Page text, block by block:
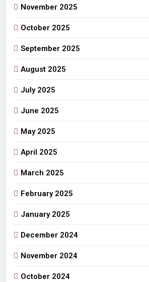
November 2025
October 2025
September 2025
August 2025
July 2025
June 2025
May 2025
April 2025
March 2025
February 2025
January 2025
December 2024
November 2024
October 2024